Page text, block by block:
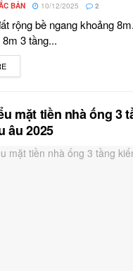
BẢN 10/12/2025 2
rộng bề ngang khoảng
3 tầng...
mặt tiền nhà ống 3
âu 2025